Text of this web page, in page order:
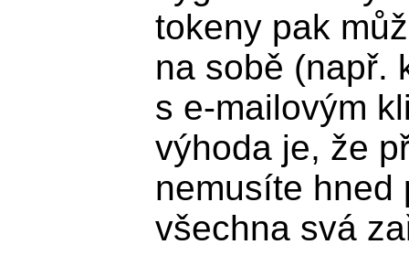
tokeny pak
na sobě (např.
s e-mailovým
výhoda je, že
nemusíte hned
všechna svá